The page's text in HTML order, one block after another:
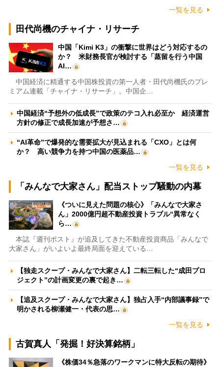
一覧を見る
田代尚機のチャイナ・リサーチ
中国「Kimi K3」の衝撃に世界はどう対応するの
か？ 米財務長官が検討する「蒸留を行う中国
AI…
中国経済に精通する中国株投資の第一人者・田代尚機氏のプレ
ミアム連載「チャイナ・リサーチ」。中国企…
中国経済“予想外の低成長”で政策のテコ入れ必至か 経済運営
方針の修正で成長加速が予想さ…
“AI革命”で爆発的な需要拡大が見込まれる「CXO」とは何
か？ 高い競争力を持つ中国の医薬品…
一覧を見る
「みんなで大家さん」配当ストップ騒動の内幕
《ついに見えた問題の核心》「みんなで大家さ
ん」2000億円超不動産投資トラブル“異常なく
ら…
本誌『週刊ポスト』が追及してきた不動産投資商品「みんなで
大家さん」がいよいよ最終局面を迎えている…
【独走スクープ・みんなで大家さん】二転三転した“成田プロ
ジェクト”の計画変更の裏で起き…
【追及スクープ・みんなで大家さん】独占入手“内部議事録”で
明かされる柳瀬健一・代表の思…
一覧を見る
古賀真人「発掘！好決算銘柄」
《株価34％急落のワークマンに特大反転の期待》